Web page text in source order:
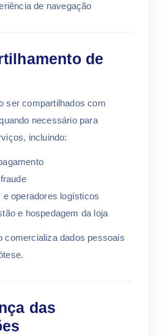
de navegação
de
ser compartilhados com
necessário para
incluindo:
e operadores logísticos
e hospedagem da loja
comercializa dados pessoais
das